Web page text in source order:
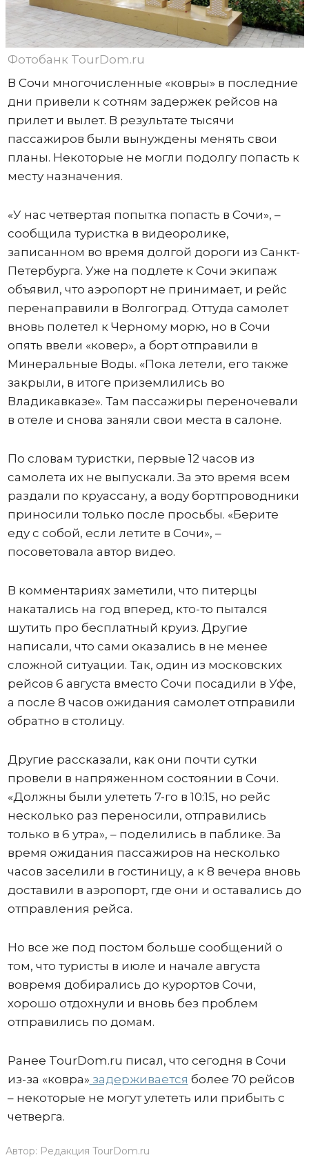
Фотобанк TourDom.ru
В Сочи многочисленные «ковры» в последние
дни привели к сотням задержек рейсов на
прилет и вылет. В результате тысячи
пассажиров были вынуждены менять свои
планы. Некоторые не могли подолгу попасть к
месту назначения.
«У нас четвертая попытка попасть в Сочи», –
сообщила туристка в видеоролике,
записанном во время долгой дороги из Санкт-
Петербурга. Уже на подлете к Сочи экипаж
объявил, что аэропорт не принимает, и рейс
перенаправили в Волгоград. Оттуда самолет
вновь полетел к Черному морю, но в Сочи
опять ввели «ковер», а борт отправили в
Минеральные Воды. «Пока летели, его также
закрыли, в итоге приземлились во
Владикавказе». Там пассажиры переночевали
в отеле и снова заняли свои места в салоне.
По словам туристки, первые 12 часов из
самолета их не выпускали. За это время всем
раздали по круассану, а воду бортпроводники
приносили только после просьбы. «Берите
еду с собой, если летите в Сочи», –
посоветовала автор видео.
В комментариях заметили, что питерцы
накатались на год вперед, кто-то пытался
шутить про бесплатный круиз. Другие
написали, что сами оказались в не менее
сложной ситуации. Так, один из московских
рейсов 6 августа вместо Сочи посадили в Уфе,
а после 8 часов ожидания самолет отправили
обратно в столицу.
Другие рассказали, как они почти сутки
провели в напряженном состоянии в Сочи.
«Должны были улететь 7-го в 10:15, но рейс
несколько раз переносили, отправились
только в 6 утра», – поделились в паблике. За
время ожидания пассажиров на несколько
часов заселили в гостиницу, а к 8 вечера вновь
доставили в аэропорт, где они и оставались до
отправления рейса.
Но все же под постом больше сообщений о
том, что туристы в июле и начале августа
вовремя добирались до курортов Сочи,
хорошо отдохнули и вновь без проблем
отправились по домам.
Ранее TourDom.ru писал, что сегодня в Сочи
из-за «ковра» задерживается более 70 рейсов
– некоторые не могут улететь или прибыть с
четверга.
Автор: Редакция TourDom.ru